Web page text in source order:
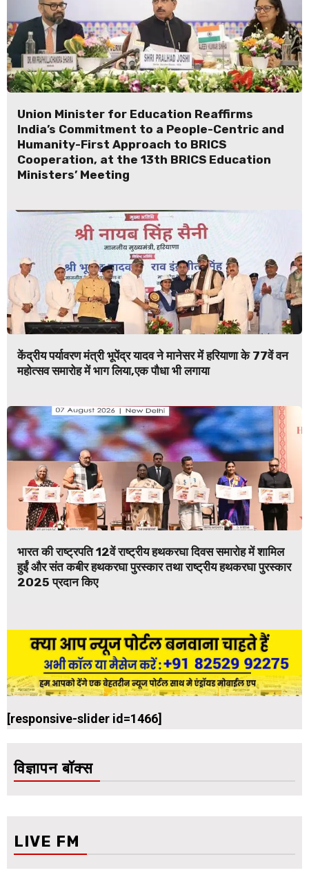
Union Minister for Education Reaffirms
India’s Commitment to a People-Centric and
Humanity-First Approach to BRICS
Cooperation, at the 13th BRICS Education
Ministers’ Meeting
केंद्रीय पर्यावरण मंत्री भूपेंद्र यादव ने मानेसर में हरियाणा के 77वें वन
महोत्सव समारोह में भाग लिया,एक पौधा भी लगाया
भारत की राष्ट्रपति 12वें राष्ट्रीय हथकरघा दिवस समारोह में शामिल
हुईं और संत कबीर हथकरघा पुरस्कार तथा राष्ट्रीय हथकरघा पुरस्कार
2025 प्रदान किए
[responsive-slider id=1466]
विज्ञापन बॉक्स
LIVE FM